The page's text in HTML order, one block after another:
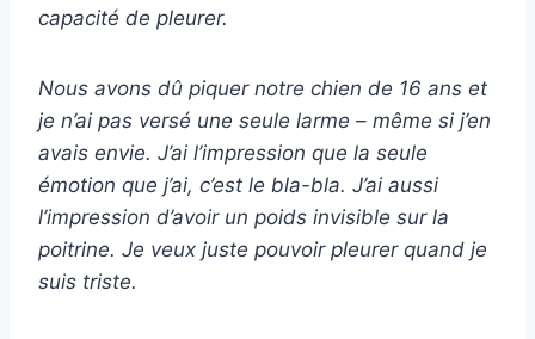
capacité de pleurer.
Nous avons dû piquer notre chien de 16 ans et
je n’ai pas versé une seule larme – même si j’en
avais envie. J’ai l’impression que la seule
émotion que j’ai, c’est le bla-bla. J’ai aussi
l’impression d’avoir un poids invisible sur la
poitrine. Je veux juste pouvoir pleurer quand je
suis triste.